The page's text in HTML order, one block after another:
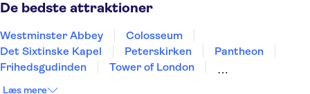
De bedste attraktioner
Westminster Abbey
Colosseum
Det Sixtinske Kapel
Peterskirken
Pantheon
Frihedsgudinden
Tower of London
Læs mere